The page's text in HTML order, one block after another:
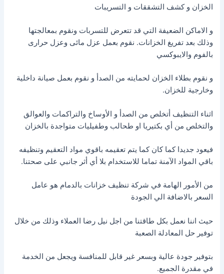
الخزان و كشف التشققات و التسريبات
و الاماكن الضعيفة التي قد تتعرض للتسربات ونقوم بمعالجتها
وذلك بعد تفريغ الخزانات. نقوم بعمل عزل مائى وعزل حرارى
بالفوم والايبوكسي
و نقوم بطلاء الخزان لحمايته من الصدأ و نقوم بعمل صيانة داخلية
وخارجية للخزان.
اثناء التنظيف أتخلص من الصدأ و الأوساخ والتراكمات والعوالق
والتخلص من أي بكتيريا او طحالب وطفيليات متواجدة بالخزان
فيعود جديدا كما كان كما يتم تعقيمه باقوي مواد التعقيم وتنظيفه
باقي المواد الآمنة تماما للاستخدام بلا أي أثر جانبي على صحتنا.
من الأمور الهامة في شركة تنظيف خزانات بالدمام هو عامل
السعر بالاضافة الي الجودة
حيث اننا نعمل بكل طاقتنا من اجل نيل رضا العملاء وذلك من خلال
توفير حل المعادلة الصعبة
بتوفير جودة عالية وبسعر غير قابل للمنافسة ويجعل من الخدمة
في مقدرة الجميع.